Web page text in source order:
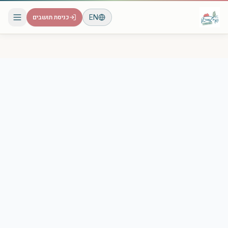
EN כניסת תושבים